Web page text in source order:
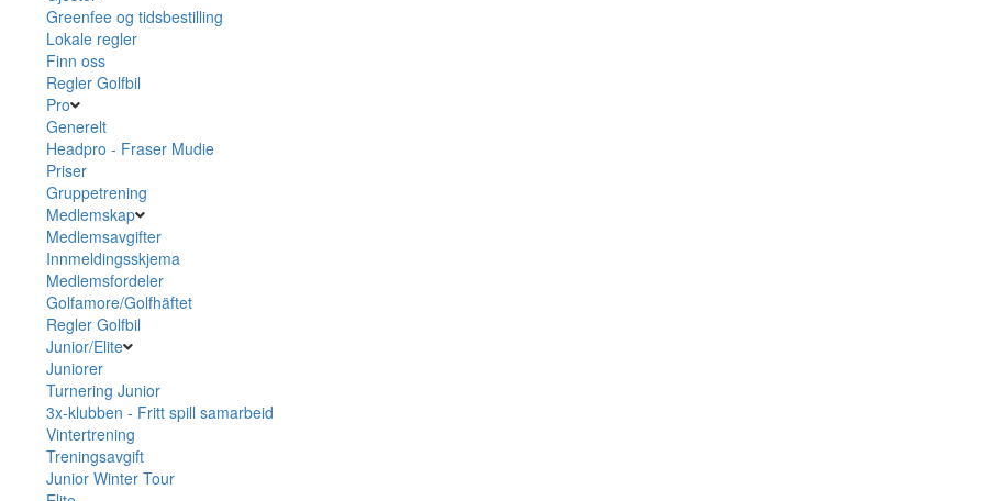
Greenfee og tidsbestilling
Lokale regler
Finn oss
Regler Golfbil
Pro
Generelt
Headpro - Fraser Mudie
Priser
Gruppetrening
Medlemskap
Medlemsavgifter
Innmeldingsskjema
Medlemsfordeler
Golfamore/Golfhäftet
Regler Golfbil
Junior/Elite
Juniorer
Turnering Junior
3x-klubben - Fritt spill samarbeid
Vintertrening
Treningsavgift
Junior Winter Tour